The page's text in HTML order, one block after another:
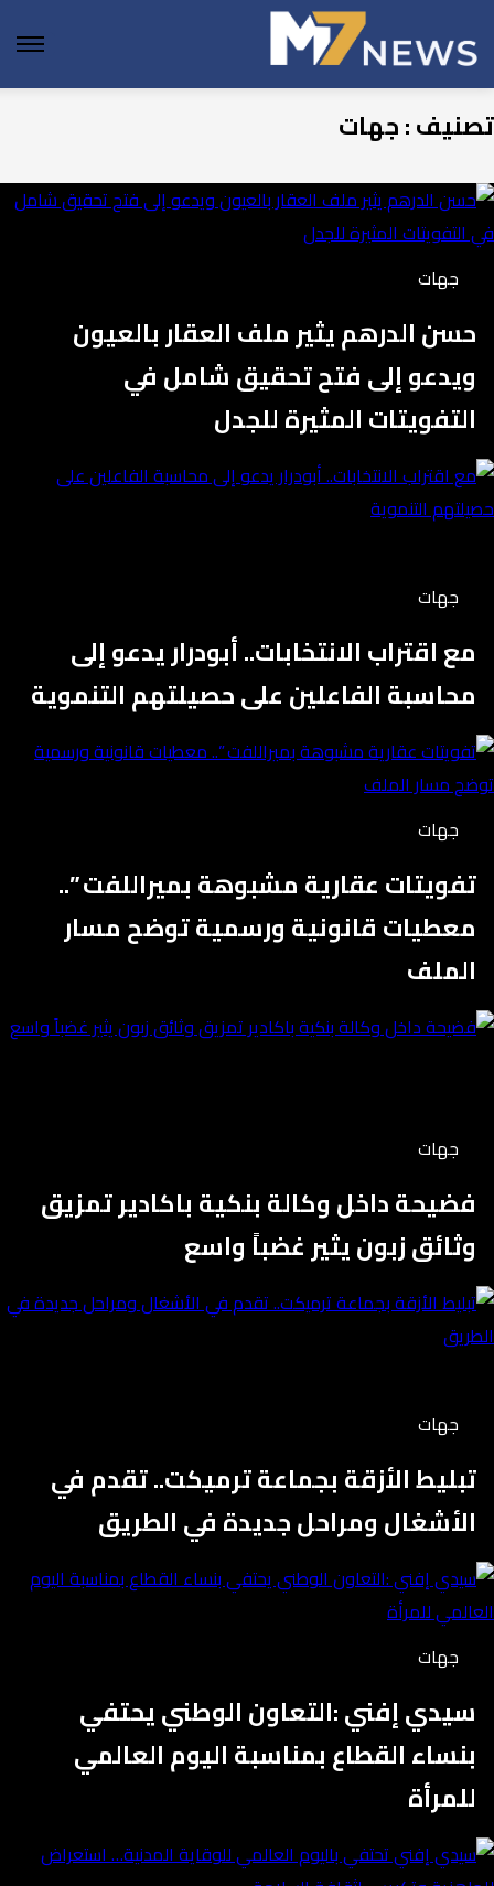
تصنيف : جهات
جهات
حسن الدرهم يثير ملف العقار بالعيون
ويدعو إلى فتح تحقيق شامل في
التفويتات المثيرة للجدل
جهات
مع اقتراب الانتخابات.. أبودرار يدعو إلى
محاسبة الفاعلين على حصيلتهم التنموية
جهات
تفويتات عقارية مشبوهة بميراللفت ”..
معطيات قانونية ورسمية توضح مسار
الملف
جهات
فضيحة داخل وكالة بنكية باكادير تمزيق
وثائق زبون يثير غضباً واسع
جهات
تبليط الأزقة بجماعة ترميكت.. تقدم في
الأشغال ومراحل جديدة في الطريق
جهات
سيدي إفني :التعاون الوطني يحتفي
بنساء القطاع بمناسبة اليوم العالمي
للمرأة